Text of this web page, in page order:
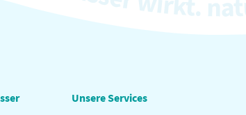
Unsere Services